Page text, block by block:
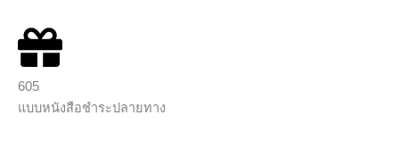
605
แบบหนังสือชำระปลายทาง